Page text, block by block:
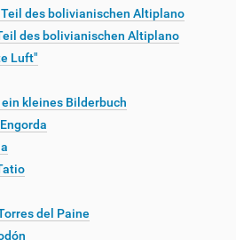
des bolivianischen Altiplano
des bolivianischen Altiplano
Luft"
kleines Bilderbuch
del Paine